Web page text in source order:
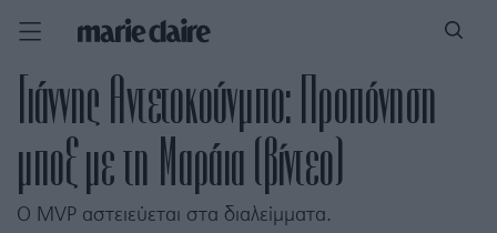
Γιάννης Αντετοκούνμπο: Προπόνηση
μποξ με τη Μαράια (βίντεο)
Ο MVP αστειεύεται στα διαλείμματα.